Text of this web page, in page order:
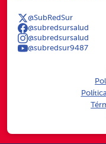
@SubRedSur
@subredsursalud
@subredsursalud
@subredsur9487